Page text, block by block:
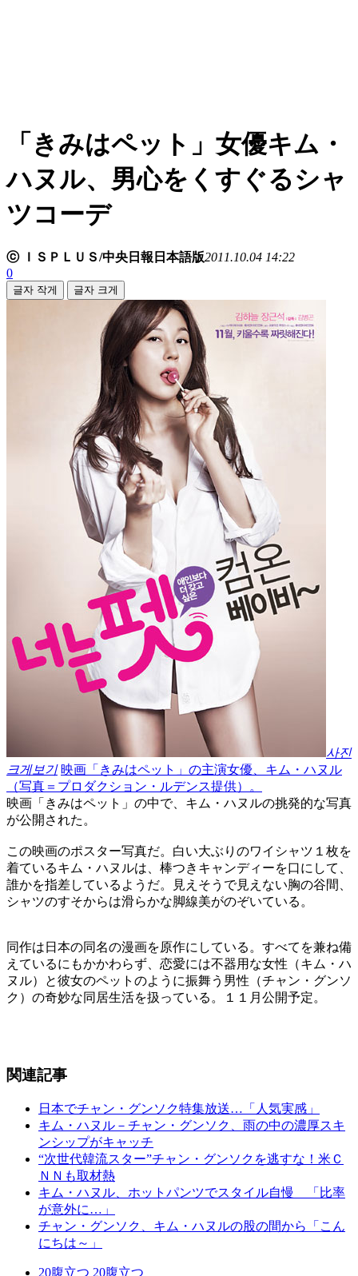
「きみはペット」女優キム・
ハヌル、男心をくすぐるシャ
ツコーデ
ⓒ ＩＳＰＬＵＳ/中央日報日本語版2011.10.04 14:22
0
글자 작게 글자 크게
사진
크게보기 映画「きみはペット」の主演女優、キム・ハヌル
（写真＝プロダクション・ルデンス提供）。
映画「きみはペット」の中で、キム・ハヌルの挑発的な写真
が公開された。
この映画のポスター写真だ。白い大ぶりのワイシャツ１枚を
着ているキム・ハヌルは、棒つきキャンディーを口にして、
誰かを指差しているようだ。見えそうで見えない胸の谷間、
シャツのすそからは滑らかな脚線美がのぞいている。
同作は日本の同名の漫画を原作にしている。すべてを兼ね備
えているにもかかわらず、恋愛には不器用な女性（キム・ハ
ヌル）と彼女のペットのように振舞う男性（チャン・グンソ
ク）の奇妙な同居生活を扱っている。１１月公開予定。
関連記事
日本でチャン・グンソク特集放送…「人気実感」
キム・ハヌル－チャン・グンソク、雨の中の濃厚スキ
ンシップがキャッチ
“次世代韓流スター”チャン・グンソクを逃すな！米Ｃ
ＮＮも取材熱
キム・ハヌル、ホットパンツでスタイル自慢 「比率
が意外に…」
チャン・グンソク、キム・ハヌルの股の間から「こん
にちは～」
20腹立つ 20腹立つ